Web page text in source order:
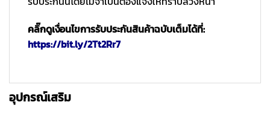
คลิ๊กดูเงื่อนไขการรับประกันสินค้าฉบับเต็มได้ที่:
https://bit.ly/2Tt2Rr7
อุปกรณ์เสริม